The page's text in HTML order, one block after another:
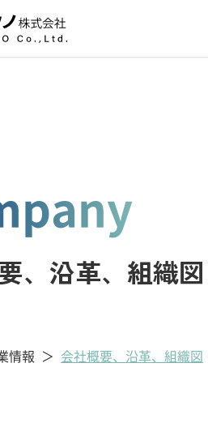
、沿革、組織図
情報 会社概要、沿革、組織図